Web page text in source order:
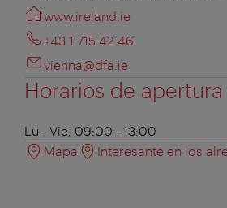
www.ireland.ie
+43 1 715 42 46
vienna@dfa.ie
Horarios de apertura
Lu - Vie, 09:00 - 13:00
Mapa
Interesante en los